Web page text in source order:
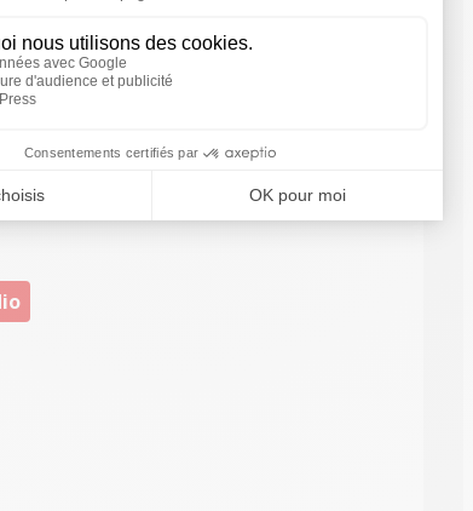
au mois d’octobre. Je souhaite que la
tant que l’on n’aura pas de
7h12 sur Sud Radio, dans la matinale